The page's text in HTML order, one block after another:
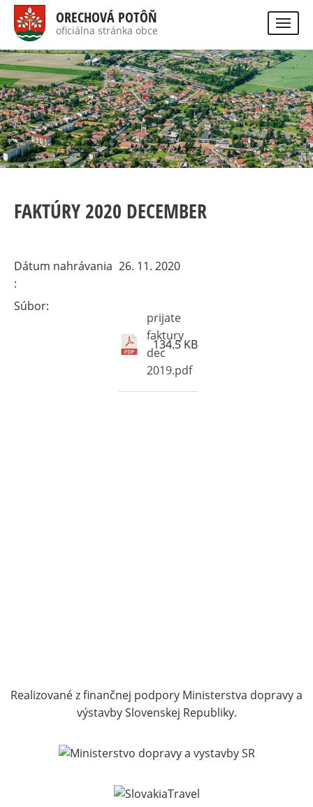
na
obsah
ORECHOVÁ POTÔŇ
oficiálna stránka obce
site
version
Hladať
FAKTÚRY 2020 DECEMBER
Dátum nahrávania 26. 11. 2020
Súbor
prijate
faktury
dec
2019.pdf
134.5 KB
Realizované z finančnej podpory Ministerstva dopravy a
výstavby Slovenskej Republiky.